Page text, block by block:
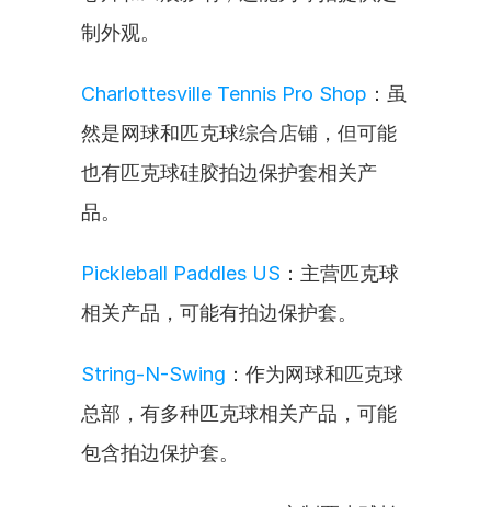
制外观。
Charlottesville ​Tennis Pro Shop ：虽
然是网球和匹克球综合店铺，但可能
也有匹克球硅胶拍边保护套相关产
品。
Pickleball Paddles US ：主营匹克球
相关产品，可能有拍边保护套。
String-N-Swing ：作为网球和匹克球
总部，有多种匹克球相关产品，可能
包含拍边保护套。